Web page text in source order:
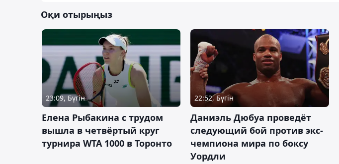
Оқи отырыңыз
23:09, Бүгін
Елена Рыбакина с трудом
вышла в четвёртый круг
турнира WTA 1000 в Торонто
22:52, Бүгін
Даниэль Дюбуа проведёт
следующий бой против экс-
чемпиона мира по боксу
Уордли